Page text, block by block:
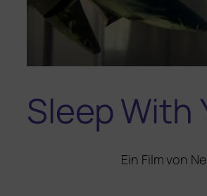
Sleep With
Ein Film von